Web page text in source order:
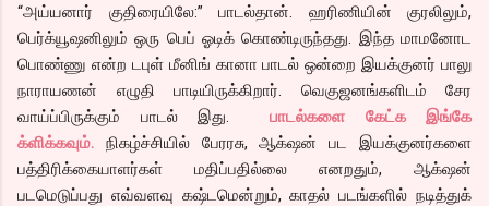
“அய்யனார் குதிரையிலே:” பாடல்தான். ஹரிணியின் குரலிலும்,
பெர்க்யூஷனிலும் ஒரு பெப் ஓடிக் கொண்டிருந்தது. இந்த மாமனோட
பொண்ணு என்ற டபுள் மீனிங் கானா பாடல் ஒன்றை இயக்குனர் பாலு
நாராயணன் எழுதி பாடியிருக்கிறார். வெகுஜனங்களிடம் சேர
வாய்ப்பிருக்கும் பாடல் இது.
பாடல்களை கேட்க இங்கே
க்ளிக்கவும். நிகழ்ச்சியில் பேரரசு, ஆக்‌ஷன் பட இயக்குனர்களை
பத்திரிக்கையாளர்கள் மதிப்பதில்லை எனறதும், ஆக்‌ஷன்
படமெடுப்பது எவ்வளவு கஷ்டமென்றும், காதல் படங்களில் நடித்துக்